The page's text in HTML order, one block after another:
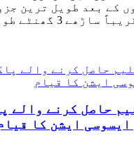
6 صدیوں کے بعد طویل
حاصل کرنے والے
ایشن کا